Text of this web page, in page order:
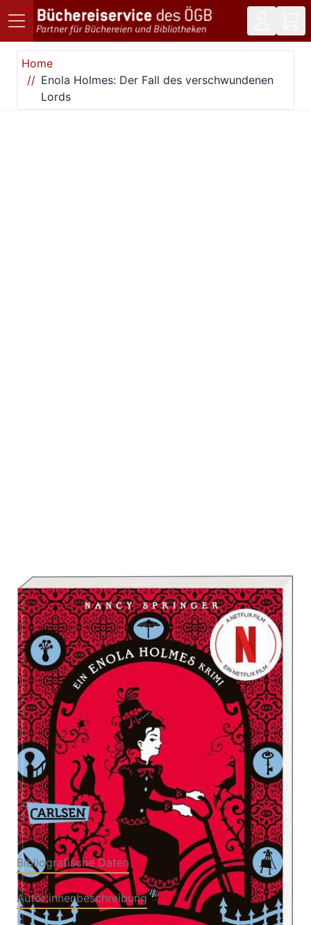
Direkt zum Inhalt
Home
Enola Holmes: Der Fall des verschwundenen
Lords
Enola Holmes: Der Fall des
verschwundenen Lords
Zur Wunschliste hinzufügen
VonNancy Springer
Verlag: Carlsen 09.01.2024
Buch 192 Seiten
Softcover
ISBN: 978-3-55132111-
4
Bibliografische Daten
Autor:innenbeschreibung